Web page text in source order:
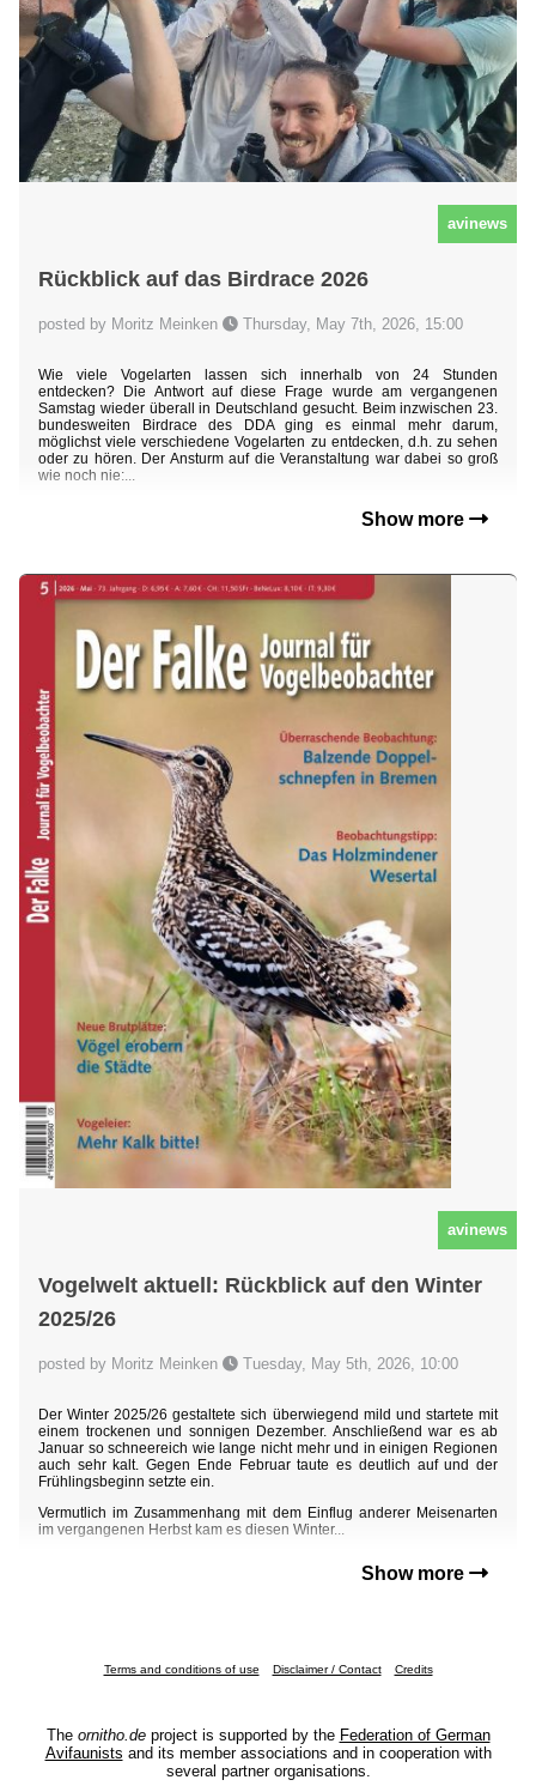
avinews
Rückblick auf das Birdrace 2026
posted by Moritz Meinken Thursday, May 7th, 2026, 15:00
Wie viele Vogelarten lassen sich innerhalb von 24 Stunden
entdecken? Die Antwort auf diese Frage wurde am vergangenen
Samstag wieder überall in Deutschland gesucht. Beim inzwischen 23.
bundesweiten Birdrace des DDA ging es einmal mehr darum,
möglichst viele verschiedene Vogelarten zu entdecken, d.h. zu sehen
oder zu hören. Der Ansturm auf die Veranstaltung war dabei so groß
wie noch nie:...
Show more
avinews
Vogelwelt aktuell: Rückblick auf den Winter
2025/26
posted by Moritz Meinken Tuesday, May 5th, 2026, 10:00
Der Winter 2025/26 gestaltete sich überwiegend mild und startete mit
einem trockenen und sonnigen Dezember. Anschließend war es ab
Januar so schneereich wie lange nicht mehr und in einigen Regionen
auch sehr kalt. Gegen Ende Februar taute es deutlich auf und der
Frühlingsbeginn setzte ein.
Vermutlich im Zusammenhang mit dem Einflug anderer Meisenarten
im vergangenen Herbst kam es diesen Winter...
Show more
Terms and conditions of use Disclaimer / Contact Credits
The ornitho.deproject is supported by the Federation of German
Avifaunists and its member associations and in cooperation with
several partner organisations.